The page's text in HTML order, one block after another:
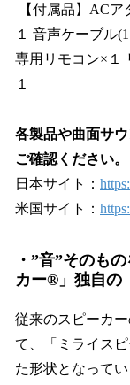
【付属品】ACア
１ 音声ケーブル
専用リモコン×１
１
各製品や曲面サ
ご確認ください。
日本サイト：
米国サイト：
・”音”そのも
カー®」独自の
従来のスピーカ
て、「ミライス
た形状となって